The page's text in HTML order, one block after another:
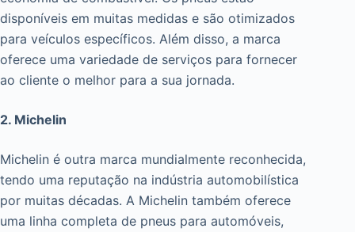
disponíveis em muitas medidas e são otimizados
para veículos específicos. Além disso, a marca
oferece uma variedade de serviços para fornecer
ao cliente o melhor para a sua jornada.
2. Michelin
Michelin é outra marca mundialmente reconhecida,
tendo uma reputação na indústria automobilística
por muitas décadas. A Michelin também oferece
uma linha completa de pneus para automóveis,